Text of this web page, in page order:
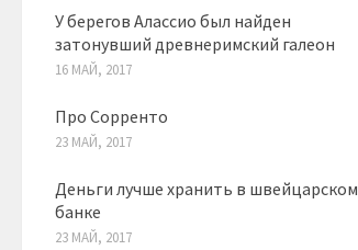
У берегов Алассио был найден
затонувший древнеримский галеон
16 МАЙ, 2017
Про Сорренто
23 МАЙ, 2017
Деньги лучше хранить в швейцарском
банке
23 МАЙ, 2017